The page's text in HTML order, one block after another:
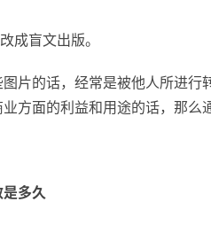
成盲文出版。
片的话，经常是被他人所进
方面的利益和用途的话，那么
多久